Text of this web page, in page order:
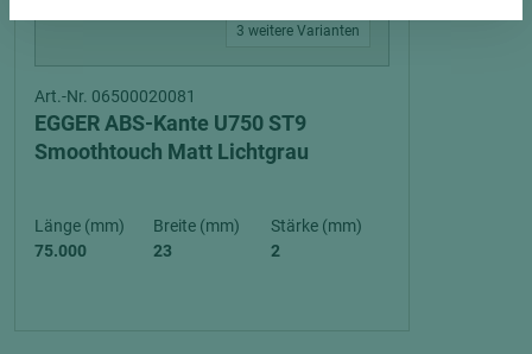
3 weitere Varianten
Art.-Nr. 06500020081
EGGER ABS-Kante U750 ST9
Smoothtouch Matt Lichtgrau
Länge (mm)
75.000
Breite (mm)
23
Stärke (mm)
2